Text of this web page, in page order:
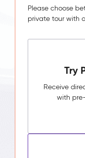
Please choose
private tour with
Try
Receive
with